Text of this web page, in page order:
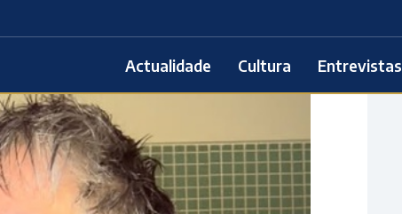
Actualidade Cultura Entrevistas